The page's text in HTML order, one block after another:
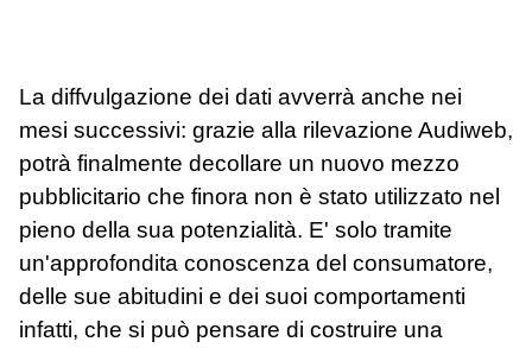
La diffvulgazione dei dati avverrà anche nei
mesi successivi: grazie alla rilevazione Audiweb,
potrà finalmente decollare un nuovo mezzo
pubblicitario che finora non è stato utilizzato nel
pieno della sua potenzialità. E' solo tramite
un'approfondita conoscenza del consumatore,
delle sue abitudini e dei suoi comportamenti
infatti, che si può pensare di costruire una